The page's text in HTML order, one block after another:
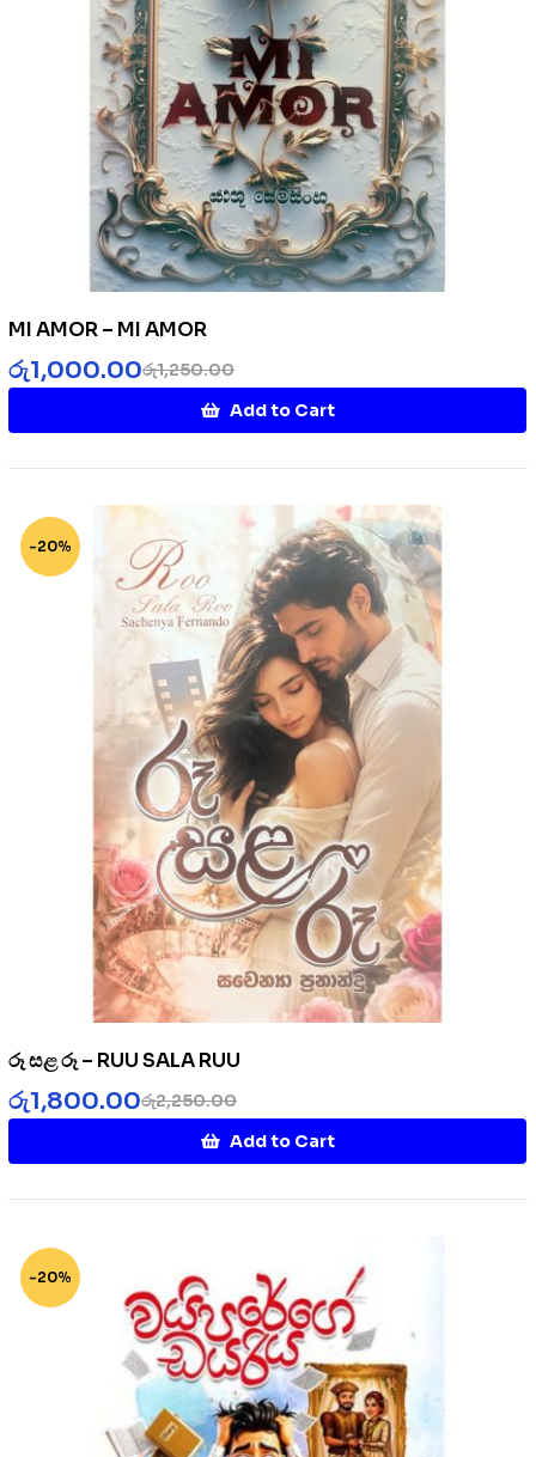
MI AMOR – MI AMOR
රු1,250.00
රු1,000.00
Add to Cart
-20%
රූ සළ රූ – RUU SALA RUU
රු2,250.00
රු1,800.00
Add to Cart
-20%